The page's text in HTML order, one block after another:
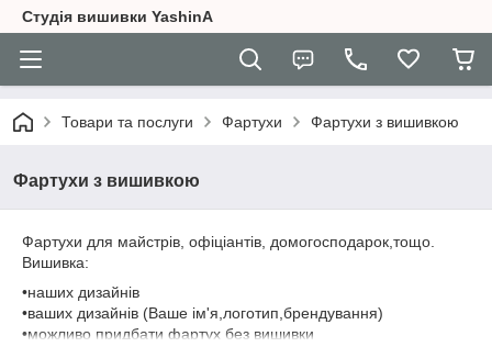
Студія вишивки YashinA
Товари та послуги Фартухи Фартухи з вишивкою
Фартухи з вишивкою
Фартухи для майстрів, офіціантів, домогосподарок,тощо.
Вишивка:
•наших дизайнів
•ваших дизайнів (Ваше ім'я,логотип,брендування)
•можливо придбати фартух без вишивки